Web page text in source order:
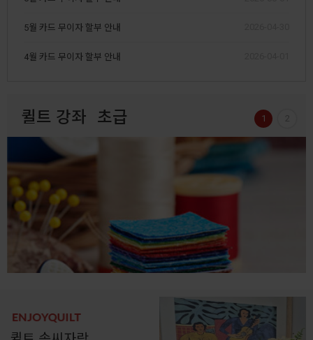
5월 카드 무이자 할부 안내
4월 카드 무이자 할부 안내
퀼트 강좌 초급 1